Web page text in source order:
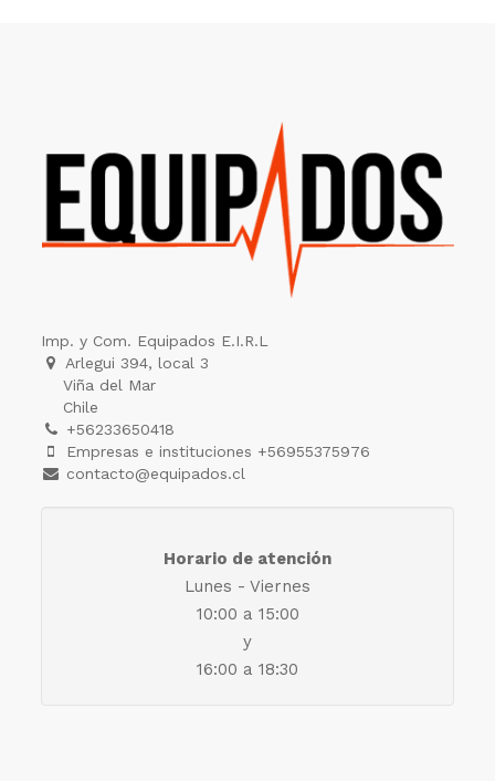
Imp. y Com. Equipados E.I.R.L
Arlegui 394, local 3
Viña del Mar
Chile
+56233650418
Empresas e instituciones +56955375976
contacto@equipados.cl
Horario de atención
Lunes - Viernes
10:00 a 15:00
y
16:00 a 18:30